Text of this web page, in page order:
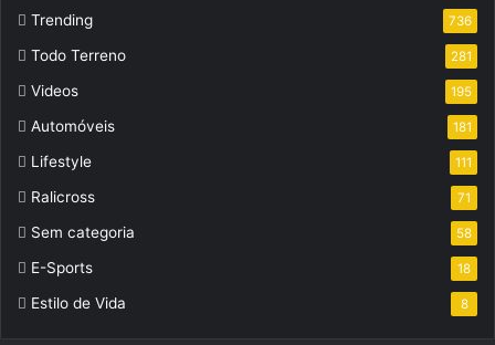
Trending 736
Todo Terreno 281
Videos 195
Automóveis 181
Lifestyle 111
Ralicross 71
Sem categoria 58
E-Sports 18
Estilo de Vida 8